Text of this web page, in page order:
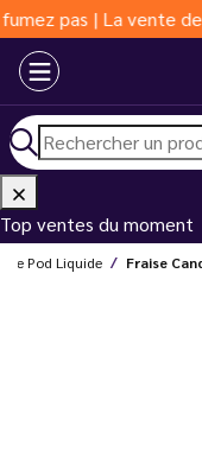
| La vente de
Top ventes du moment
Le Pod Liquide Fraise